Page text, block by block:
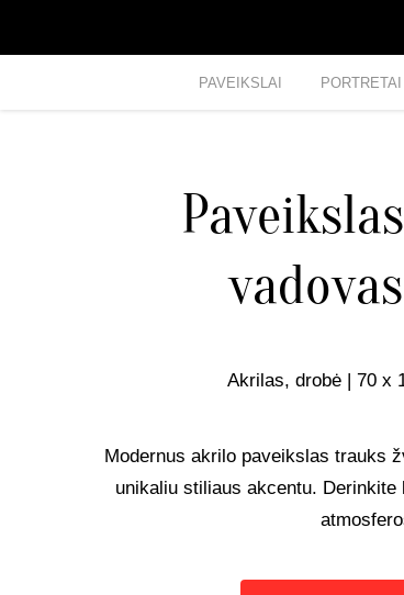
PAVEIKSLAI PORTRETAI
Akrilas, drobė | 70 x
Modernus akrilo paveikslas trauks
unikaliu stiliaus akcentu.